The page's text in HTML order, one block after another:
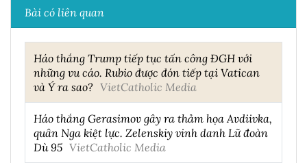
Bài có liên quan
Háo thắng Trump tiếp tục tấn công ĐGH với
những vu cáo. Rubio được đón tiếp tại Vatican
và Ý ra sao? VietCatholic Media
Háo thắng Gerasimov gây ra thảm họa Avdiivka,
quân Nga kiệt lực. Zelenskiy vinh danh Lữ đoàn
Dù 95 VietCatholic Media